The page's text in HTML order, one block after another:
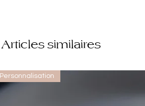
Articles similaires
Personnalisation